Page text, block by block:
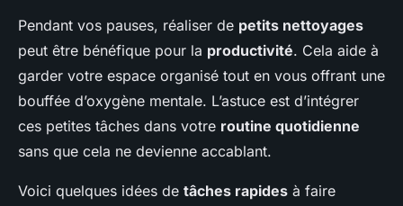
Pendant vos pauses, réaliser de petits nettoyages
peut être bénéfique pour la productivité. Cela aide à
garder votre espace organisé tout en vous offrant une
bouffée d’oxygène mentale. L’astuce est d’intégrer
ces petites tâches dans votre routine quotidienne
sans que cela ne devienne accablant.
Voici quelques idées de tâches rapides à faire